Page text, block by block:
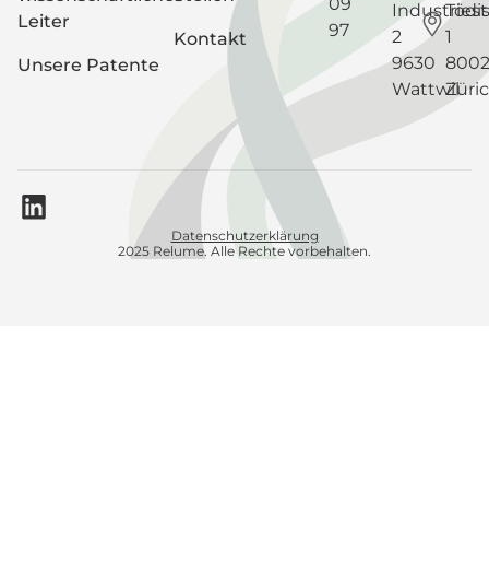
Leiter
Unsere Patente
Kontakt
97
2
9630
Wattwil
1
8002
Datenschutzerklärung
2025 Relume. Alle Rechte vorbehalten.